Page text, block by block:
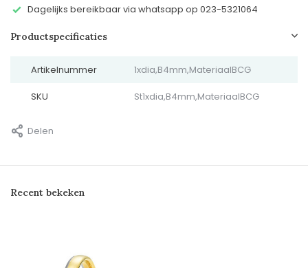
Dagelijks bereikbaar via whatsapp op 023-5321064
Productspecificaties
Artikelnummer 1xdia,B4mm,MateriaalBCG
SKU St1xdia,B4mm,MateriaalBCG
Delen
Recent bekeken